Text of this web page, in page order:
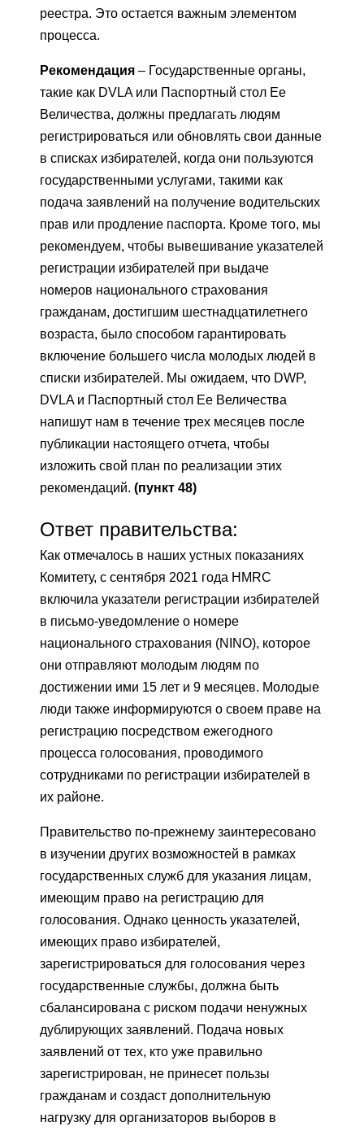
реестра. Это остается важным элементом
процесса.
Рекомендация – Государственные органы,
такие как DVLA или Паспортный стол Ее
Величества, должны предлагать людям
регистрироваться или обновлять свои данные
в списках избирателей, когда они пользуются
государственными услугами, такими как
подача заявлений на получение водительских
прав или продление паспорта. Кроме того, мы
рекомендуем, чтобы вывешивание указателей
регистрации избирателей при выдаче
номеров национального страхования
гражданам, достигшим шестнадцатилетнего
возраста, было способом гарантировать
включение большего числа молодых людей в
списки избирателей. Мы ожидаем, что DWP,
DVLA и Паспортный стол Ее Величества
напишут нам в течение трех месяцев после
публикации настоящего отчета, чтобы
изложить свой план по реализации этих
рекомендаций. (пункт 48)
Ответ правительства:
Как отмечалось в наших устных показаниях
Комитету, с сентября 2021 года HMRC
включила указатели регистрации избирателей
в письмо-уведомление о номере
национального страхования (NINO), которое
они отправляют молодым людям по
достижении ими 15 лет и 9 месяцев. Молодые
люди также информируются о своем праве на
регистрацию посредством ежегодного
процесса голосования, проводимого
сотрудниками по регистрации избирателей в
их районе.
Правительство по-прежнему заинтересовано
в изучении других возможностей в рамках
государственных служб для указания лицам,
имеющим право на регистрацию для
голосования. Однако ценность указателей,
имеющих право избирателей,
зарегистрироваться для голосования через
государственные службы, должна быть
сбалансирована с риском подачи ненужных
дублирующих заявлений. Подача новых
заявлений от тех, кто уже правильно
зарегистрирован, не принесет пользы
гражданам и создаст дополнительную
нагрузку для организаторов выборов в